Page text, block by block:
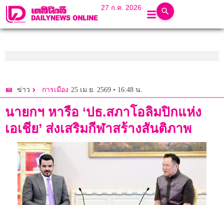
27 ก.ค. 2026
ข่าว การเมือง 25 เม.ย. 2569 • 16:48 น.
นายกฯ หารือ ‘ปธ.สภาโอลิมปิกแห่ง
เอเชีย’ ส่งเสริมกีฬาสร้างสันติภาพ